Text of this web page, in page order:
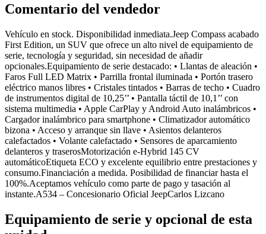
Comentario del vendedor
Vehículo en stock. Disponibilidad inmediata.Jeep Compass acabado
First Edition, un SUV que ofrece un alto nivel de equipamiento de
serie, tecnología y seguridad, sin necesidad de añadir
opcionales.Equipamiento de serie destacado: • Llantas de aleación •
Faros Full LED Matrix • Parrilla frontal iluminada • Portón trasero
eléctrico manos libres • Cristales tintados • Barras de techo • Cuadro
de instrumentos digital de 10,25’’ • Pantalla táctil de 10,1’’ con
sistema multimedia • Apple CarPlay y Android Auto inalámbricos •
Cargador inalámbrico para smartphone • Climatizador automático
bizona • Acceso y arranque sin llave • Asientos delanteros
calefactados • Volante calefactado • Sensores de aparcamiento
delanteros y traserosMotorización e-Hybrid 145 CV
automáticoEtiqueta ECO y excelente equilibrio entre prestaciones y
consumo.Financiación a medida. Posibilidad de financiar hasta el
100%.Aceptamos vehículo como parte de pago y tasación al
instante.A534 – Concesionario Oficial JeepCarlos Lizcano
Equipamiento de serie y opcional de esta